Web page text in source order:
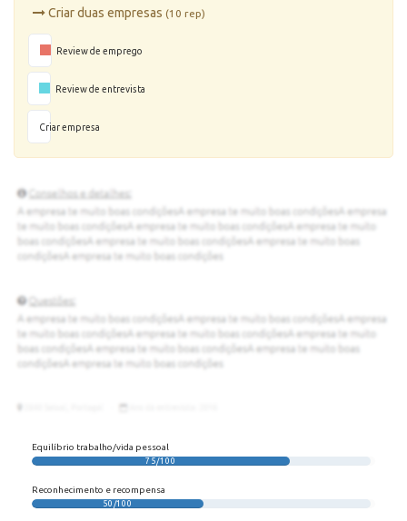
Criar duas empresas (10 rep)
Review de emprego
Review de entrevista
Criar empresa
Equilíbrio trabalho/vida pessoal
75/100
Reconhecimento e recompensa
50/100